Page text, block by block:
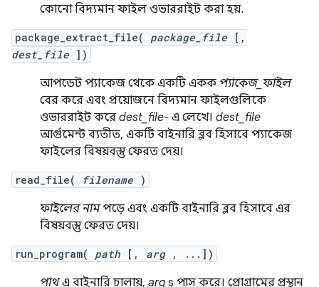
কোনো বিদ্যমান ফাইল ওভাররাইট করা হয়.
package_extract_file( package_file [,
dest_file ])
আপডেট প্যাকেজ থেকে একটি একক প্যাকেজ_ফাইল
বের করে এবং প্রয়োজনে বিদ্যমান ফাইলগুলিকে
ওভাররাইট করে dest_file- এ লেখে। dest_file
আর্গুমেন্ট ব্যতীত, একটি বাইনারি ব্লব হিসাবে প্যাকেজ
ফাইলের বিষয়বস্তু ফেরত দেয়।
read_file( filename )
ফাইলের নামপড়ে এবং একটি বাইনারি ব্লব হিসাবে এর
বিষয়বস্তু ফেরত দেয়।
run_program( path [, arg, ...])
পাথএ বাইনারি চালায়, arg s পাস করে। প্রোগ্রামের প্রস্থান